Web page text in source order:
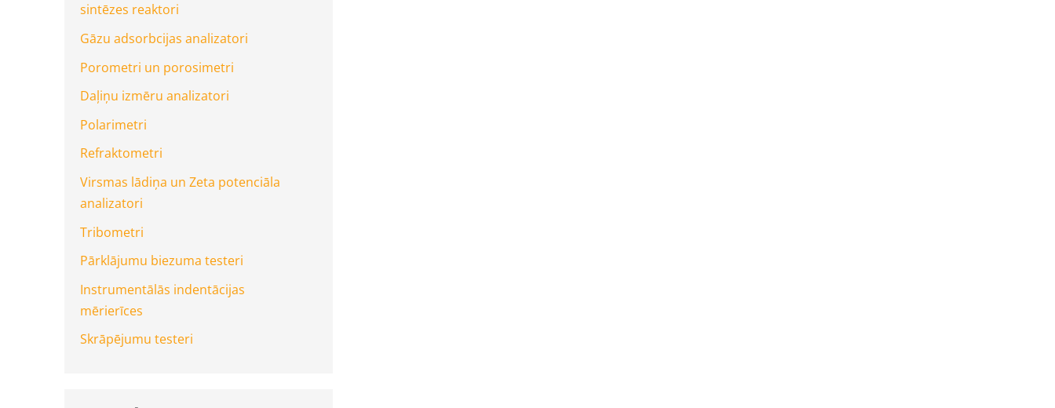
sintēzes reaktori
Gāzu adsorbcijas analizatori
Porometri un porosimetri
Daļiņu izmēru analizatori
Polarimetri
Refraktometri
Virsmas lādiņa un Zeta potenciāla
analizatori
Tribometri
Pārklājumu biezuma testeri
Instrumentālās indentācijas
mērierīces
Skrāpējumu testeri